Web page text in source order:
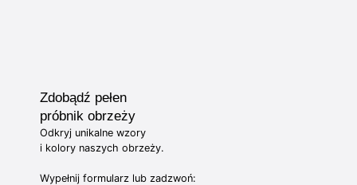
Zdobądź pełen
próbnik obrzeży
Odkryj unikalne wzory
i kolory naszych obrzeży.
Wypełnij formularz lub zadzwoń: